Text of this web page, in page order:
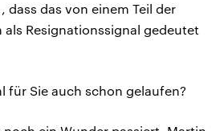
dass das von einem Teil der
Resignationssignal gedeutet
für Sie auch schon gelaufen?